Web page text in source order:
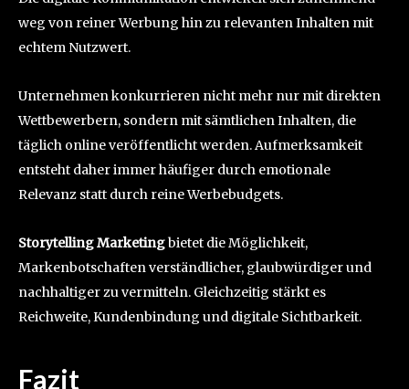
weg von reiner Werbung hin zu relevanten Inhalten mit
echtem Nutzwert.
Unternehmen konkurrieren nicht mehr nur mit direkten
Wettbewerbern, sondern mit sämtlichen Inhalten, die
täglich online veröffentlicht werden. Aufmerksamkeit
entsteht daher immer häufiger durch emotionale
Relevanz statt durch reine Werbebudgets.
Storytelling Marketingbietet die Möglichkeit,
Markenbotschaften verständlicher, glaubwürdiger und
nachhaltiger zu vermitteln. Gleichzeitig stärkt es
Reichweite, Kundenbindung und digitale Sichtbarkeit.
Fazit